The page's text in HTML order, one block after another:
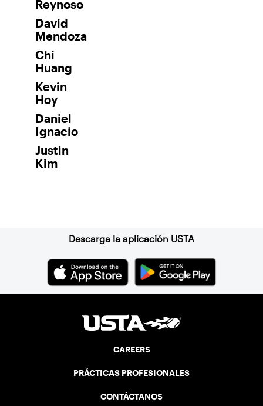
Reynoso
David
Mendoza
Chi
Huang
Kevin
Hoy
Daniel
Ignacio
Justin
Kim
Descarga la aplicación USTA
CAREERS
PRÁCTICAS PROFESIONALES
CONTÁCTANOS